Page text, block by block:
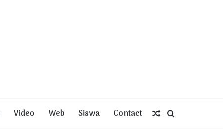
Video Web Siswa Contact Random